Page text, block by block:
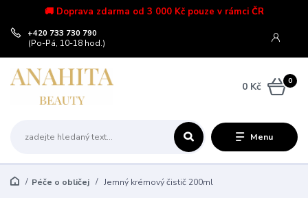
🚚 Doprava zdarma od 3 000 Kč pouze v rámci ČR
Menu
+420 733 730 790
(Po-Pá, 10-18 hod.)
0
0 Kč
Péče o obličej Jemný krémový čistič 200ml